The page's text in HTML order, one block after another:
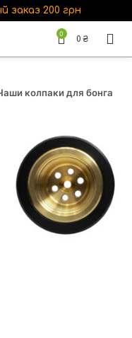
заказ 200 грн
0
0 ₴
колпаки для бонга